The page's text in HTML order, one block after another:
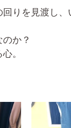
りを見渡し
か？
。